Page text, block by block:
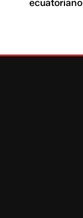
ecuatoriano